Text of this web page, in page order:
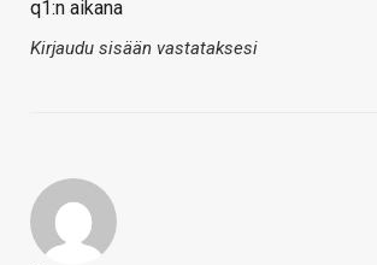
q1:n aikana
Kirjaudu sisään vastataksesi